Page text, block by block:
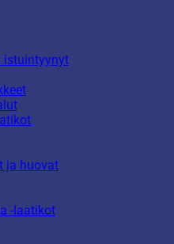
istuintyynyt
ja huovat
-laatikot